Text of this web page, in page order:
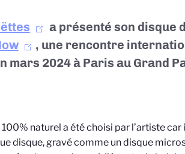
a présenté son disque
, une rencontre
mars 2024 à Paris au Grand
naturel a été choisi par l’artiste car
disque,gravé comme un disque